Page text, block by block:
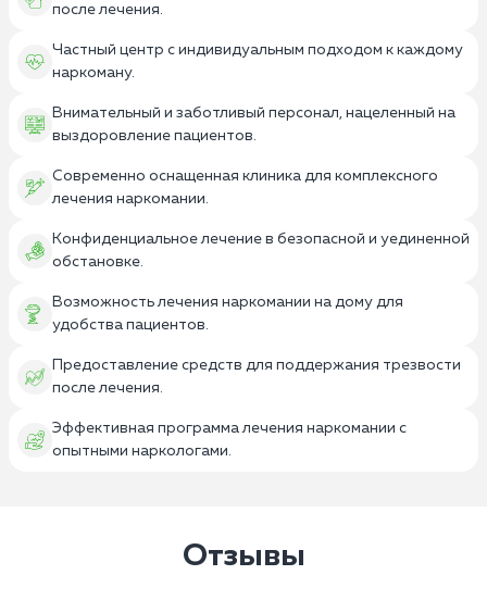
после лечения.
Частный центр с индивидуальным подходом к каждому
наркоману.
Внимательный и заботливый персонал, нацеленный на
выздоровление пациентов.
Современно оснащенная клиника для комплексного
лечения наркомании.
Конфиденциальное лечение в безопасной и уединенной
обстановке.
Возможность лечения наркомании на дому для
удобства пациентов.
Предоставление средств для поддержания трезвости
после лечения.
Эффективная программа лечения наркомании с
опытными наркологами.
Отзывы